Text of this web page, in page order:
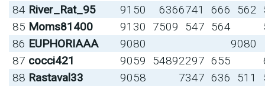
84 River_Rat_95 9150 6366741 666 562
85 Moms81400 9130 7509 547 564
86 EUPHORIAAA 9080
9080
87 cocci421 9059 54892297 655
88 Rastaval33 9058 7347 636 511